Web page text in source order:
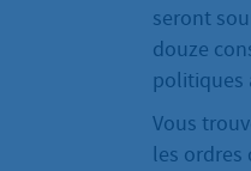
seront
douze
politiques
Vous
les